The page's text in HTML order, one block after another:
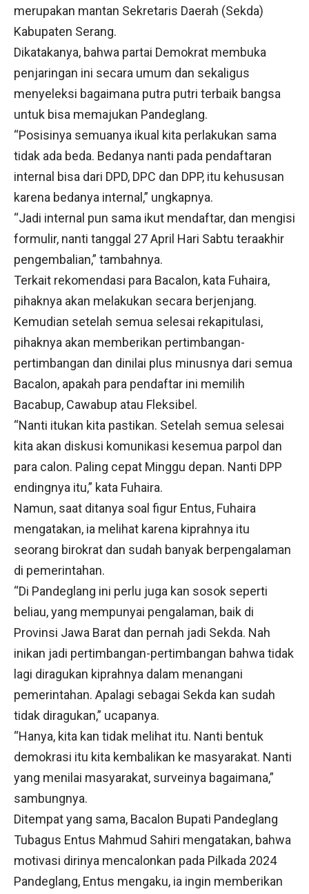
merupakan mantan Sekretaris Daerah (Sekda)
Kabupaten Serang.
Dikatakanya, bahwa partai Demokrat membuka
penjaringan ini secara umum dan sekaligus
menyeleksi bagaimana putra putri terbaik bangsa
untuk bisa memajukan Pandeglang.
“Posisinya semuanya ikual kita perlakukan sama
tidak ada beda. Bedanya nanti pada pendaftaran
internal bisa dari DPD, DPC dan DPP, itu kehususan
karena bedanya internal,” ungkapnya.
“Jadi internal pun sama ikut mendaftar, dan mengisi
formulir, nanti tanggal 27 April Hari Sabtu teraakhir
pengembalian,” tambahnya.
Terkait rekomendasi para Bacalon, kata Fuhaira,
pihaknya akan melakukan secara berjenjang.
Kemudian setelah semua selesai rekapitulasi,
pihaknya akan memberikan pertimbangan-
pertimbangan dan dinilai plus minusnya dari semua
Bacalon, apakah para pendaftar ini memilih
Bacabup, Cawabup atau Fleksibel.
“Nanti itukan kita pastikan. Setelah semua selesai
kita akan diskusi komunikasi kesemua parpol dan
para calon. Paling cepat Minggu depan. Nanti DPP
endingnya itu,” kata Fuhaira.
Namun, saat ditanya soal figur Entus, Fuhaira
mengatakan, ia melihat karena kiprahnya itu
seorang birokrat dan sudah banyak berpengalaman
di pemerintahan.
“Di Pandeglang ini perlu juga kan sosok seperti
beliau, yang mempunyai pengalaman, baik di
Provinsi Jawa Barat dan pernah jadi Sekda. Nah
inikan jadi pertimbangan-pertimbangan bahwa tidak
lagi diragukan kiprahnya dalam menangani
pemerintahan. Apalagi sebagai Sekda kan sudah
tidak diragukan,” ucapanya.
“Hanya, kita kan tidak melihat itu. Nanti bentuk
demokrasi itu kita kembalikan ke masyarakat. Nanti
yang menilai masyarakat, surveinya bagaimana,”
sambungnya.
Ditempat yang sama, Bacalon Bupati Pandeglang
Tubagus Entus Mahmud Sahiri mengatakan, bahwa
motivasi dirinya mencalonkan pada Pilkada 2024
Pandeglang, Entus mengaku, ia ingin memberikan